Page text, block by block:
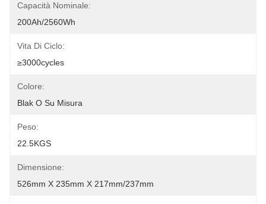
Capacità Nominale:
200Ah/2560Wh
Vita Di Ciclo:
≥3000cycles
Colore:
Blak O Su Misura
Peso:
22.5KGS
Dimensione:
526mm X 235mm X 217mm/237mm